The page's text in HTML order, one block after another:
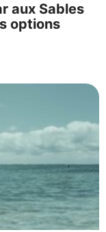
aux Sables
options